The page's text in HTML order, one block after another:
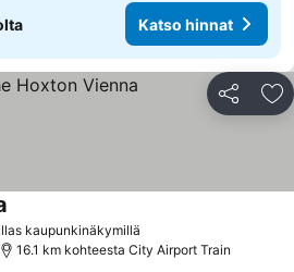
Katso hinnat
Jaa
kaupunkinäkymillä
16.1 km kohteesta City Airport Train